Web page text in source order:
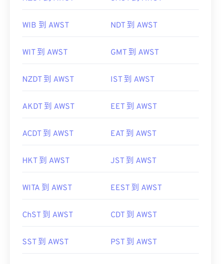
WIB 到 AWST NDT 到 AWST
WIT 到 AWST GMT 到 AWST
NZDT 到 AWST IST 到 AWST
AKDT 到 AWST EET 到 AWST
ACDT 到 AWST EAT 到 AWST
HKT 到 AWST JST 到 AWST
WITA 到 AWST EEST 到 AWST
ChST 到 AWST CDT 到 AWST
SST 到 AWST PST 到 AWST